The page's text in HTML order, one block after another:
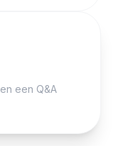
een Q&A